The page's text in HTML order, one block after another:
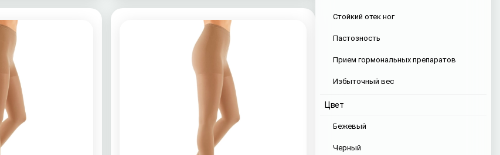
Стойкий отек ног
Пастозность
Прием гормональных препаратов
Избыточный вес
Цвет
Бежевый
Черный